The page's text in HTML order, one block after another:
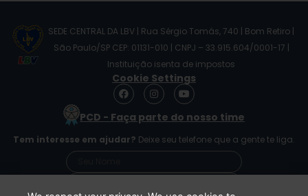
SEDE CENTRAL DA LBV | Rua Sérgio Tomás, 740 | Bom Retiro |
São Paulo/SP CEP: 01131-010 | CNPJ – 33.915.604/0001-17 |
Instituição isenta de impostos
Cookie Settings
F
a
e
o
o
I
n
s
t
g
r
m
Y
o
t
b
e
PCD - Faça parte do nosso time
Tem interesse em ajudar? Deixe seu telefone que a gente te liga.